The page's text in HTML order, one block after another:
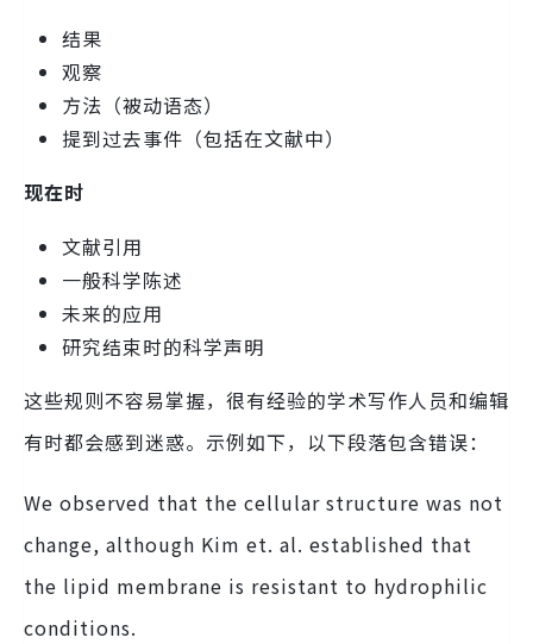
结果
观察
方法（被动语态）
提到过去事件（包括在文献中）
现在时
文献引用
一般科学陈述
未来的应用
研究结束时的科学声明
这些规则不容易掌握，很有经验的学术写作人员和编辑
有时都会感到迷惑。示例如下，以下段落包含错误：
We observed that the cellular structure was not
change, although Kim et. al. established that
the lipid membrane is resistant to hydrophilic
conditions.